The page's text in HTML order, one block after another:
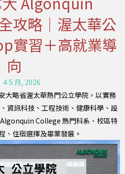
攻略｜渥太華公
實習＋高就業導
向
4 5 月, 2026
略省渥太華熱門公立學院，以實務
資訊科技、工程技術、健康科學、設
College 熱門科系、校區特
、住宿選擇及畢業發展。